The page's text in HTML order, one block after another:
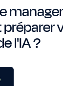
l'IA ?